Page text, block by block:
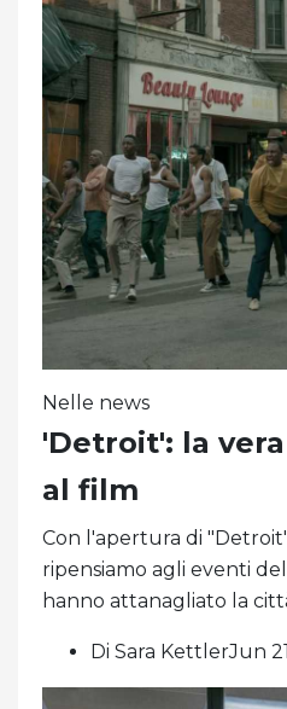
Nelle news
'Detroit': la
al film
Con l'apertura di
ripensiamo agli eventi
hanno attanagliato la
Di Sara KettlerJun